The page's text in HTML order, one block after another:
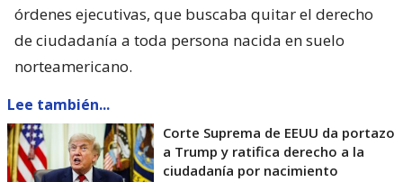
órdenes ejecutivas, que buscaba quitar el derecho
de ciudadanía a toda persona nacida en suelo
norteamericano.
Lee también...
Corte Suprema de EEUU da portazo
a Trump y ratifica derecho a la
ciudadanía por nacimiento